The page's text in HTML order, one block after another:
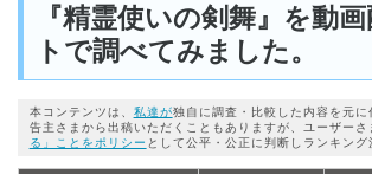
『精霊使いの剣舞』を動
トで調べてみました。
本コンテンツは、 私達が独自に調査・比較した内容を元
告主さまから出稿いただくこともありますが、ユーザーさ
る」ことをポリシー として公平・公正に判断しランキング